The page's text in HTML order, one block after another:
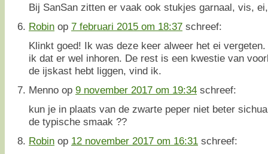
Bij SanSan zitten er vaak ook stukjes garnaal, vis,
Robin op 7 februari 2015 om 18:37 schreef:
Klinkt goed! Ik was deze keer alweer het ei
ik dat er wel inhoren. De rest is een kwestie van
de ijskast hebt liggen, vind ik.
Menno op 9 november 2017 om 19:34 schreef:
kun je in plaats van de zwarte peper niet beter
de typische smaak ??
Robin op 12 november 2017 om 16:31 schreef: